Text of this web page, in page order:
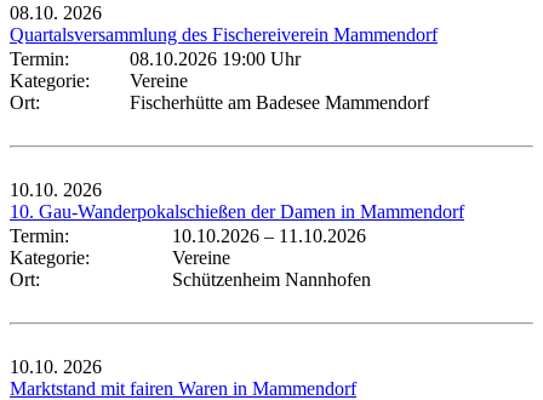
08.10. 2026
Quartalsversammlung des Fischereiverein Mammendorf
Termin:
08.10.2026 19:00 Uhr
Kategorie:
Vereine
Ort:
Fischerhütte am Badesee Mammendorf
10.10. 2026
10. Gau-Wanderpokalschießen der Damen in Mammendorf
Termin:
10.10.2026 – 11.10.2026
Kategorie:
Vereine
Ort:
Schützenheim Nannhofen
10.10. 2026
Marktstand mit fairen Waren in Mammendorf